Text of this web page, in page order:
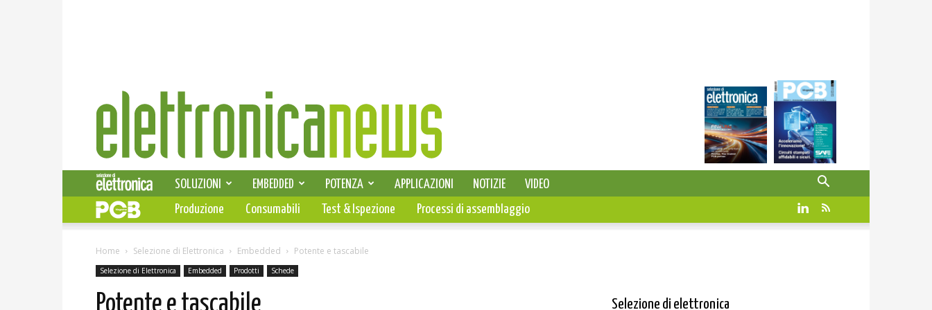
Elettronica
News
SELEZIONE DI ELETTRONICA
SOLUZIONI EMBEDDED POTENZA APPLICAZIONI NOTIZIE
VIDEO
PCB
Produzione Consumabili Test & Ispezione Processi di assemblaggio
Home Selezione di Elettronica Embedded Potente e tascabile
Selezione di Elettronica Embedded Prodotti Schede
Potente e tascabile Selezione di elettronica